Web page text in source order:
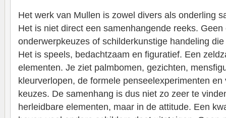
Het werk van Mullen is zowel divers als onderling
Het is niet direct een samenhangende reeks.
onderwerpkeuzes of schilderkunstige handeling
Het is speels, bedachtzaam en figuratief. Een
elementen. Je ziet palmbomen, gezichten,
kleurverlopen, de formele penseelexperimenten
keuzes. De samenhang is dus niet zo zeer te
herleidbare elementen, maar in de attitude. Een